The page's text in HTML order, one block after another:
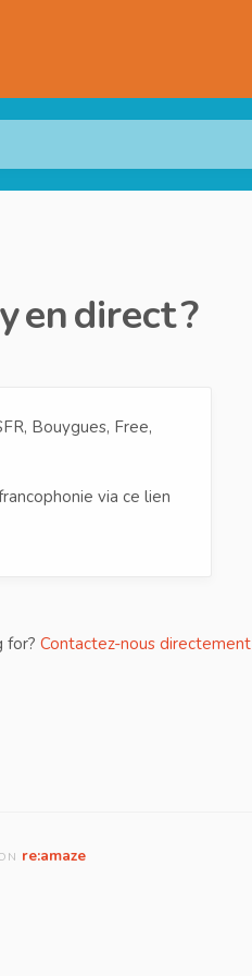
en direct ?
Bouygues, Free,
via ce lien
for? Contactez-nous directement
re:amaze